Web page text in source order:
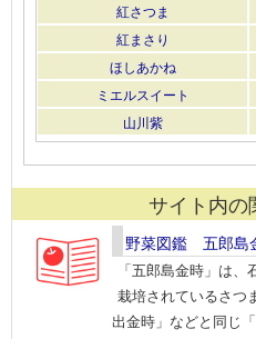
紅さつま
紅まさり
ほしあかね
ミエルスイート
山川紫
サイト内の
野菜図鑑 五郎島
「五郎島金時」は
栽培されているさつ
出金時」などと同じ「